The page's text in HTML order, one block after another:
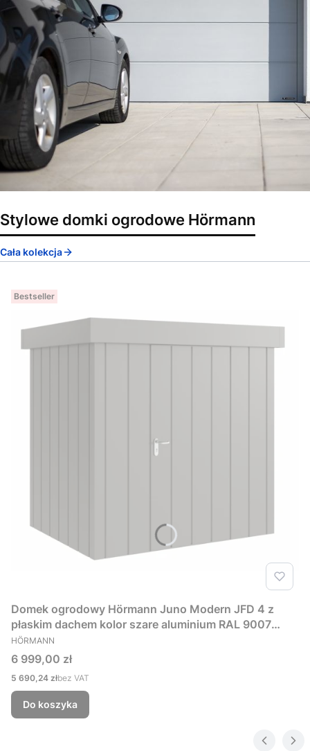
Stylowe domki ogrodowe Hörmann
Cała kolekcja
Bestseller
Domek ogrodowy Hörmann Juno Modern JFD 4 z
płaskim dachem kolor szare aluminium RAL 9007
229x181 cm
PRODUCENT
HÖRMANN
Cena
6 999,00 zł
Cena
5 690,24 złbez VAT
Do koszyka